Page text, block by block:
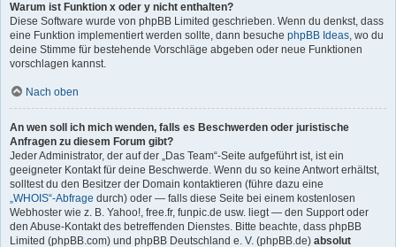
Warum ist Funktion x oder y nicht enthalten?
Diese Software wurde von phpBB Limited geschrieben. Wenn du denkst, dass
eine Funktion implementiert werden sollte, dann besuche phpBB Ideas, wo du
deine Stimme für bestehende Vorschläge abgeben oder neue Funktionen
vorschlagen kannst.
Nach oben
An wen soll ich mich wenden, falls es Beschwerden oder juristische
Anfragen zu diesem Forum gibt?
Jeder Administrator, der auf der „Das Team“-Seite aufgeführt ist, ist ein
geeigneter Kontakt für deine Beschwerde. Wenn du so keine Antwort erhältst,
solltest du den Besitzer der Domain kontaktieren (führe dazu eine
„WHOIS“-Abfrage durch) oder — falls diese Seite bei einem kostenlosen
Webhoster wie z. B. Yahoo!, free.fr, funpic.de usw. liegt — den Support oder
den Abuse-Kontakt des betreffenden Dienstes. Bitte beachte, dass phpBB
Limited (phpBB.com) und phpBB Deutschland e. V. (phpBB.de) absolut